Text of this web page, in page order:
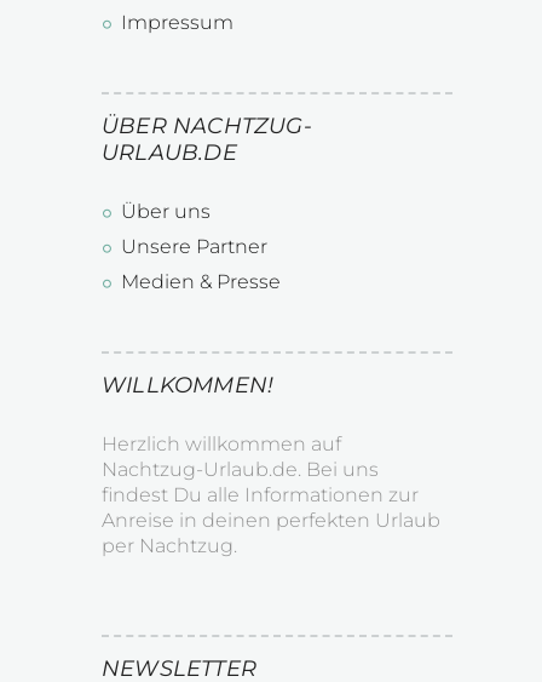
Impressum
ÜBER NACHTZUG-
URLAUB.DE
Über uns
Unsere Partner
Medien & Presse
WILLKOMMEN!
Herzlich willkommen auf
Nachtzug-Urlaub.de. Bei uns
findest Du alle Informationen zur
Anreise in deinen perfekten Urlaub
per Nachtzug.
NEWSLETTER